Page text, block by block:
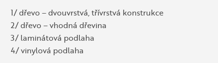
1/ dřevo – dvouvrstvá, třívrstvá konstrukce
2/ dřevo – vhodná dřevina
3/ laminátová podlaha
4/ vinylová podlaha